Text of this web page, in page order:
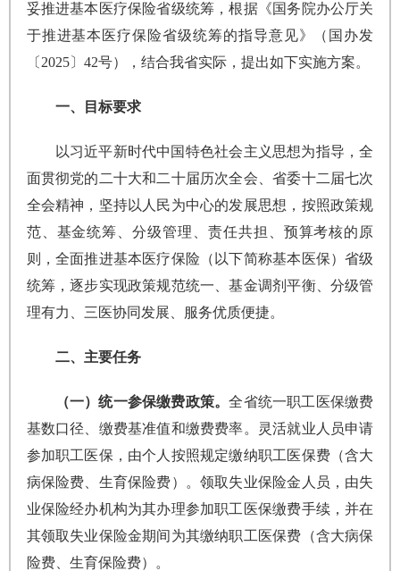
妥推进基本医疗保险省级统筹，根据《国务院办公厅关
于推进基本医疗保险省级统筹的指导意见》（国办发
〔2025〕42号），结合我省实际，提出如下实施方案。
一、目标要求
以习近平新时代中国特色社会主义思想为指导，全
面贯彻党的二十大和二十届历次全会、省委十二届七次
全会精神，坚持以人民为中心的发展思想，按照政策规
范、基金统筹、分级管理、责任共担、预算考核的原
则，全面推进基本医疗保险（以下简称基本医保）省级
统筹，逐步实现政策规范统一、基金调剂平衡、分级管
理有力、三医协同发展、服务优质便捷。
二、主要任务
（一）统一参保缴费政策。全省统一职工医保缴费
基数口径、缴费基准值和缴费费率。灵活就业人员申请
参加职工医保，由个人按照规定缴纳职工医保费（含大
病保险费、生育保险费）。领取失业保险金人员，由失
业保险经办机构为其办理参加职工医保缴费手续，并在
其领取失业保险金期间为其缴纳职工医保费（含大病保
险费、生育保险费）。